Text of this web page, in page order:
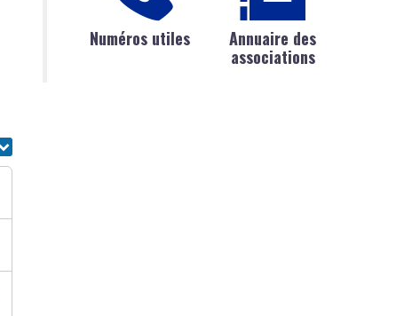
Numéros utiles
Annuaire des
associations